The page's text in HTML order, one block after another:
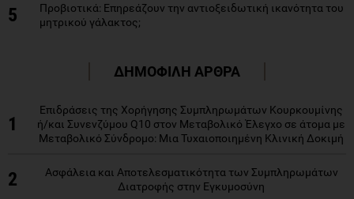
5
Προβιοτικά: Επηρεάζουν την αντιοξειδωτική ικανότητα του
μητρικού γάλακτος;
ΔΗΜΟΦΙΛΗ ΑΡΘΡΑ
1
Επιδράσεις της Χορήγησης Συμπληρωμάτων Κουρκουμίνης
ή/και Συνενζύμου Q10 στον Μεταβολικό Έλεγχο σε άτομα με
Μεταβολικό Σύνδρομο: Μια Τυχαιοποιημένη Κλινική Δοκιμή
2
Ασφάλεια και Αποτελεσματικότητα των Συμπληρωμάτων
Διατροφής στην Εγκυμοσύνη